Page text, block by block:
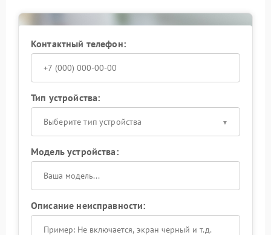
Контактный телефон:
Тип устройства:
Выберите тип устройства
Модель устройства:
Описание неисправности: